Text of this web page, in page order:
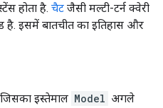
होता है. चैट जैसी मल्टी-टर्न क्वेरी
है. इसमें बातचीत का इतिहास और
इस्तेमाल Model अगले